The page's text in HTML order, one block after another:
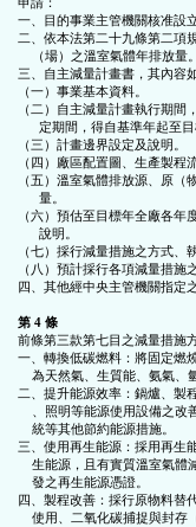
區
一、目的事業主管機關核准設
二、依本法第二十九條第二項
三、自主減量計畫書，其內容
（一）事業基本資料。
（二）自主減量計畫執行期
（三）計畫邊界設定及說明。
（四）廠區配置圖、生產製程
（五）溫室氣體排放源、原
（六）預估至目標年全廠各
（七）採行減量措施之方式、
（八）預計採行各項減量措施
四、其他經中央主管機關指定
第 4 條
前條第三款第七目之減量措施
一、轉換低碳燃料：將固定燃
二、提升能源效率：鍋爐、製
三、使用再生能源：採用再生
四、製程改善：採行原物料替